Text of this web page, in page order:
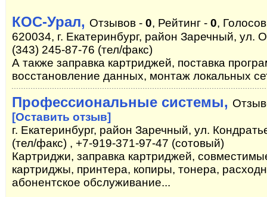
КОС-Урал, Отзывов - 0, Рейтинг - 0,
620034, г. Екатеринбург, район Заречный, ул.
(343) 245-87-76 (тел/факс)
А также заправка картриджей, поставка
восстановление данных, монтаж локальных
Профессиональные системы,
[Оставить отзыв]
г. Екатеринбург, район Заречный, ул.
(тел/факс) , +7-919-371-97-47 (сотовый)
Картриджи, заправка картриджей,
картриджы, принтера, копиры, тонера,
абонентское обслуживание...